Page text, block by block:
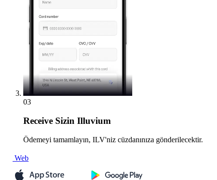
03
Receive Sizin Illuvium
Ödemeyi tamamlayın, ILV'niz cüzdanınıza gönderilecektir.
Web